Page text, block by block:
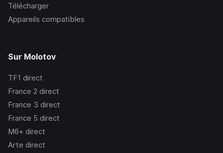
Télécharger
Appareils compatibles
Sur Molotov
TF1 direct
France 2 direct
France 3 direct
France 5 direct
M6+ direct
Arte direct